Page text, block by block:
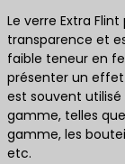
Le verre Extra
transparence et
faible teneur en
présenter un
est souvent
gamme, telles
gamme, les
etc.